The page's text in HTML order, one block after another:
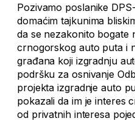
Pozivamo poslanike
domaćim tajkunima
da se nezakonito bogate
crnogorskog auto puta i
građana koji izgradnju
podršku za osnivanje
projekta izgradnje auto
pokazali da im je interes
od privatnih interesa